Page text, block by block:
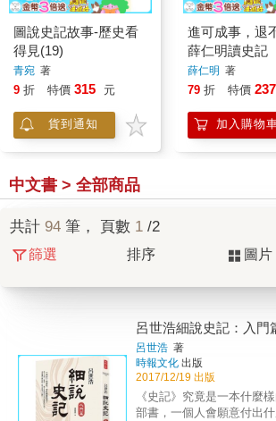
圖說史記故事-歷史看
得見(19)
青宛 著
9 折 特價 315 元
貨到通知
進可成事，退
薛仁明讀史記
薛仁明 著
79 折 特價 237
加入購物
中文書 > 全部商品
共計 94 筆， 頁數 1 /2
篩選 排序 圖片
呂世浩細說史記：入門
呂世浩 著
時報文化 出版
2017/12/19 出版
《史記》究竟是一本什麼樣的書？
部書，一個人會願意付出什